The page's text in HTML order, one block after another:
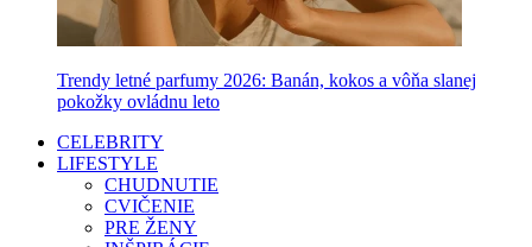
Trendy letné parfumy 2026: Banán, kokos a vôňa slanej
pokožky ovládnu leto
CELEBRITY
LIFESTYLE
CHUDNUTIE
CVIČENIE
PRE ŽENY